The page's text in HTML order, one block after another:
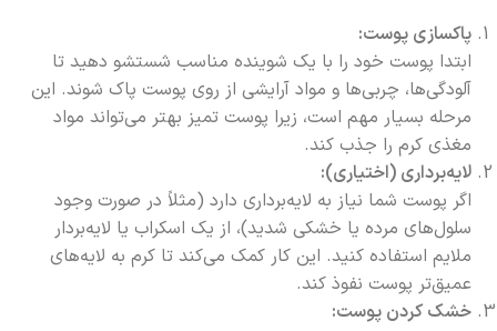
پاکسازی پوست:
ابتدا پوست خود را با یک شوینده مناسب شستشو دهید تا
آلودگی‌ها، چربی‌ها و مواد آرایشی از روی پوست پاک شوند. این
مرحله بسیار مهم است، زیرا پوست تمیز بهتر می‌تواند مواد
مغذی کرم را جذب کند.
لایه‌برداری (اختیاری):
اگر پوست شما نیاز به لایه‌برداری دارد (مثلاً در صورت وجود
سلول‌های مرده یا خشکی شدید)، از یک اسکراب یا لایه‌بردار
ملایم استفاده کنید. این کار کمک می‌کند تا کرم به لایه‌های
عمیق‌تر پوست نفوذ کند.
خشک کردن پوست: